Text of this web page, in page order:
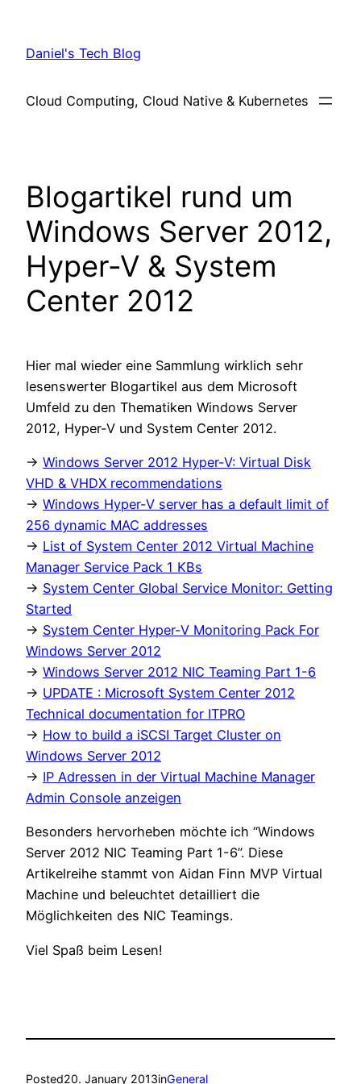
content
Daniel's Tech Blog
Cloud Computing, Cloud Native & Kubernetes
Blogartikel rund um
Windows Server 2012,
Hyper-V & System
Center 2012
Hier mal wieder eine Sammlung wirklich sehr
lesenswerter Blogartikel aus dem Microsoft
Umfeld zu den Thematiken Windows Server
2012, Hyper-V und System Center 2012.
-> Windows Server 2012 Hyper-V: Virtual Disk
VHD & VHDX recommendations
-> Windows Hyper-V server has a default limit of
256 dynamic MAC addresses
-> List of System Center 2012 Virtual Machine
Manager Service Pack 1 KBs
-> System Center Global Service Monitor: Getting
Started
-> System Center Hyper-V Monitoring Pack For
Windows Server 2012
-> Windows Server 2012 NIC Teaming Part 1-6
-> UPDATE : Microsoft System Center 2012
Technical documentation for ITPRO
-> How to build a iSCSI Target Cluster on
Windows Server 2012
-> IP Adressen in der Virtual Machine Manager
Admin Console anzeigen
Besonders hervorheben möchte ich “Windows
Server 2012 NIC Teaming Part 1-6”. Diese
Artikelreihe stammt von Aidan Finn MVP Virtual
Machine und beleuchtet detailliert die
Möglichkeiten des NIC Teamings.
Viel Spaß beim Lesen!
Posted20. January 2013inGeneral